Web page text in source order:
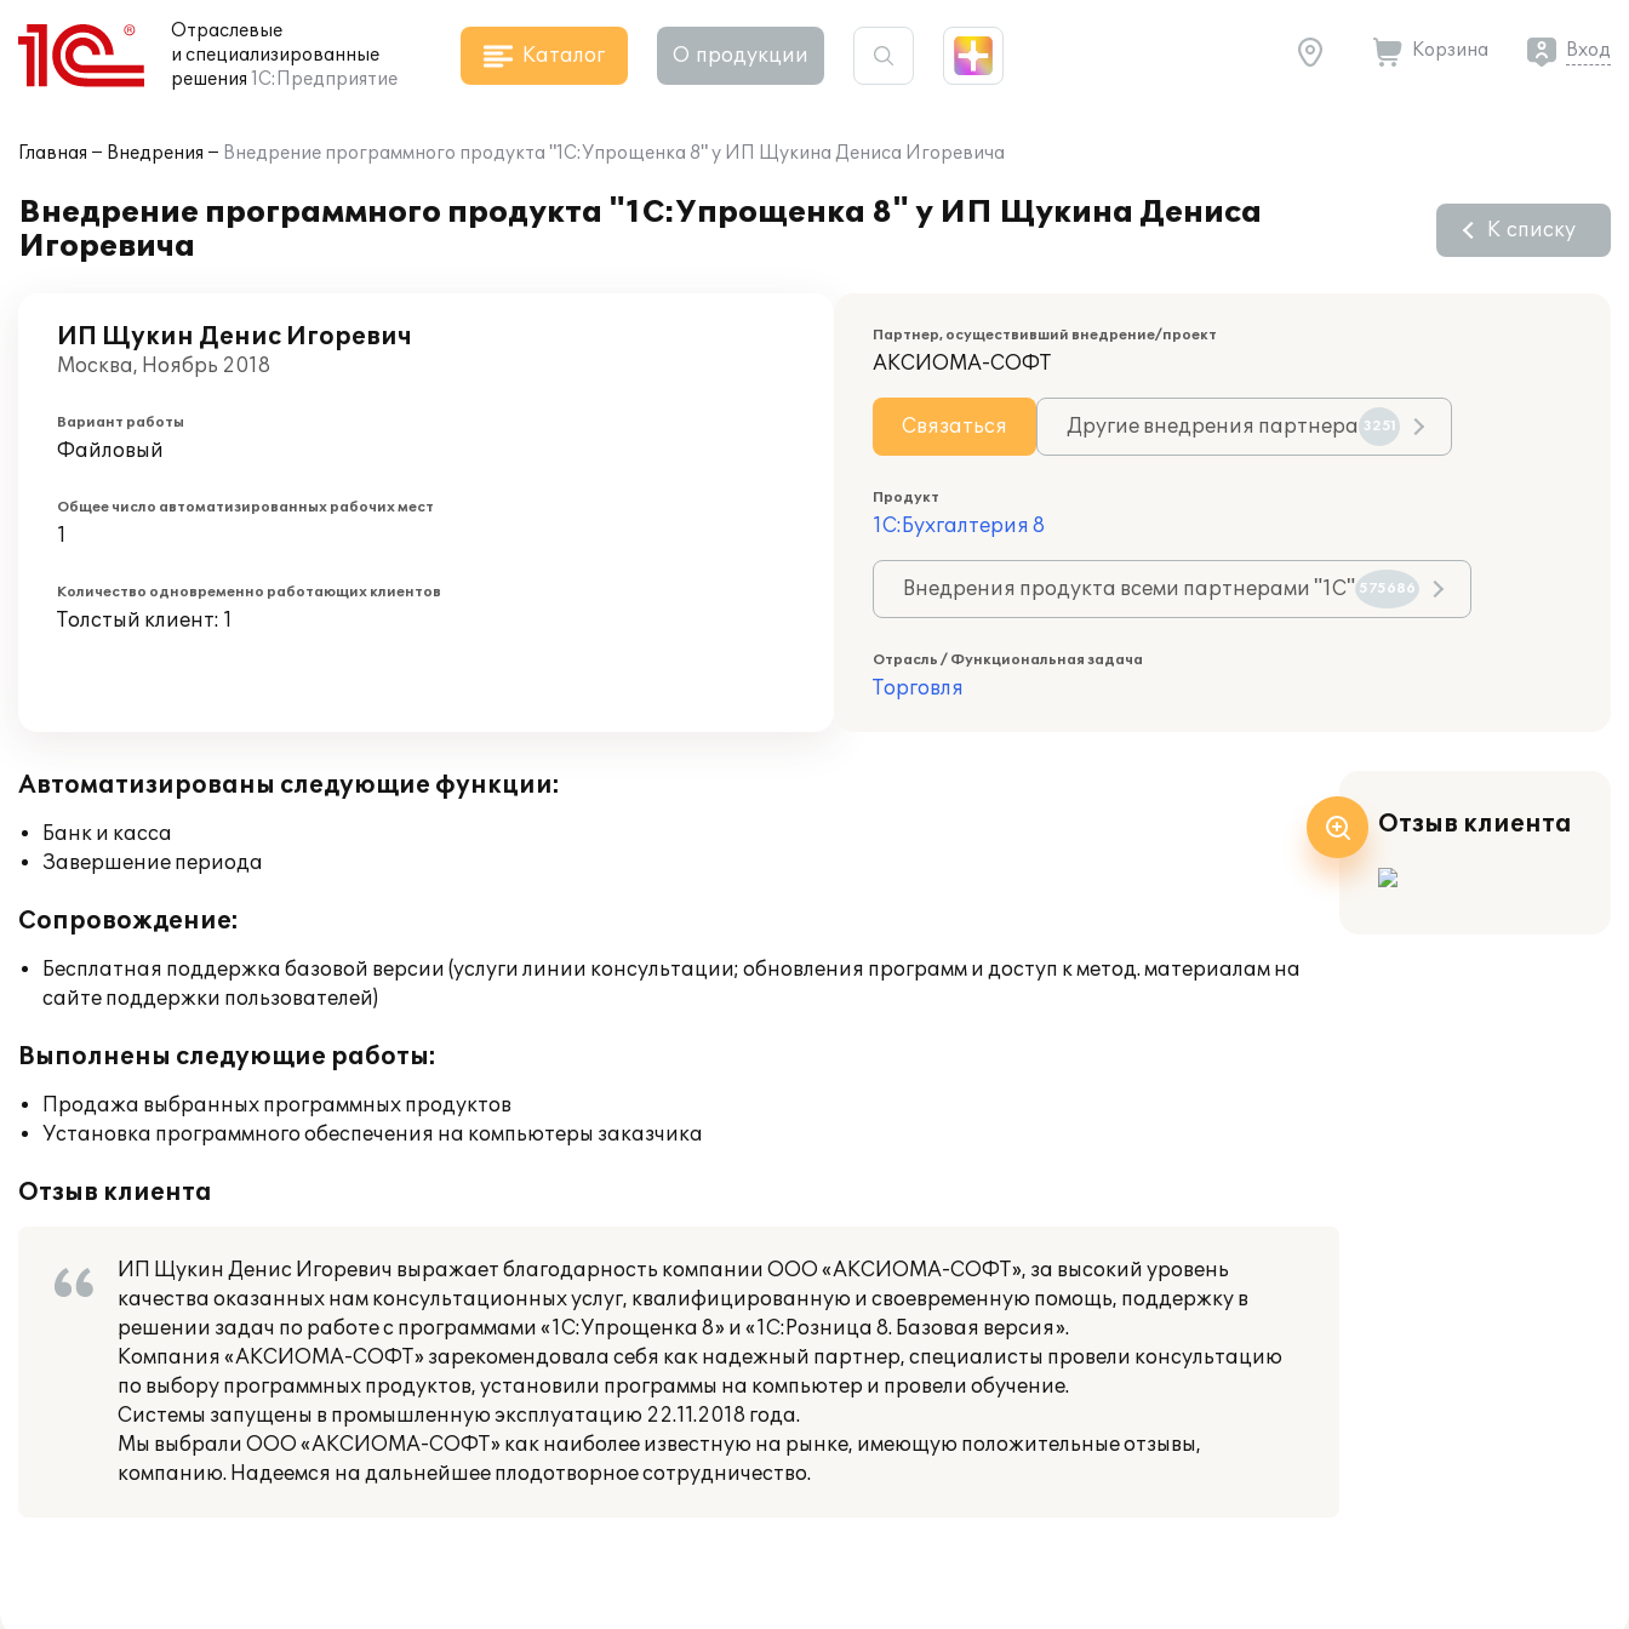
Отраслевые
и специализированные
решения 1С:Предприятие
Каталог О продукции Корзина Вход
Главная Внедрения Внедрение программного продукта "1С:Упрощенка 8" у ИП Щукина Дениса Игоревича
Внедрение программного продукта "1С:Упрощенка 8" у ИП Щукина Дениса
Игоревича
К списку
ИП Щукин Денис Игоревич
Москва, Ноябрь 2018
Вариант работы
Файловый
Общее число автоматизированных рабочих мест
1
Количество одновременно работающих клиентов
Толстый клиент: 1
Партнер, осуществивший внедрение/проект
АКСИОМА-СОФТ
Связаться Другие внедрения партнера 3251
Продукт
1С:Бухгалтерия 8
Внедрения продукта всеми партнерами "1С" 575686
Отрасль / Функциональная задача
Торговля
Автоматизированы следующие функции:
Банк и касса
Завершение периода
Сопровождение:
Бесплатная поддержка базовой версии (услуги линии консультации; обновления программ и доступ к метод. материалам на
сайте поддержки пользователей)
Выполнены следующие работы:
Продажа выбранных программных продуктов
Установка программного обеспечения на компьютеры заказчика
Отзыв клиента
ИП Щукин Денис Игоревич выражает благодарность компании ООО «АКСИОМА-СОФТ», за высокий уровень
качества оказанных нам консультационных услуг, квалифицированную и своевременную помощь, поддержку в
решении задач по работе с программами «1С:Упрощенка 8» и «1С:Розница 8. Базовая версия».
Компания «АКСИОМА-СОФТ» зарекомендовала себя как надежный партнер, специалисты провели консультацию
по выбору программных продуктов, установили программы на компьютер и провели обучение.
Системы запущены в промышленную эксплуатацию 22.11.2018 года.
Мы выбрали ООО «АКСИОМА-СОФТ» как наиболее известную на рынке, имеющую положительные отзывы,
компанию. Надеемся на дальнейшее плодотворное сотрудничество.
Отзыв клиента